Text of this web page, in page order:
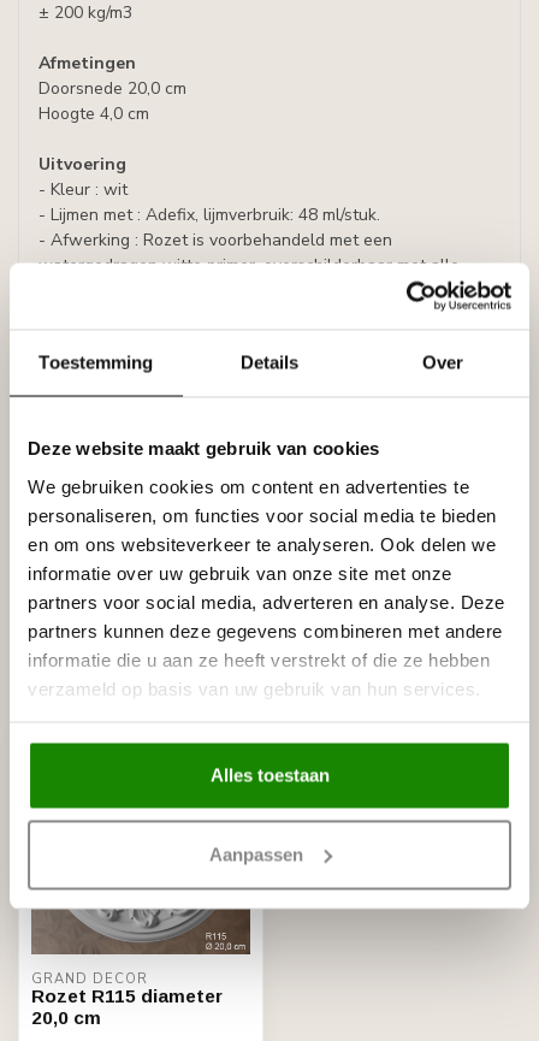
Toestemming Details Over
Deze website maakt gebruik van cookies
We gebruiken cookies om content en advertenties te
personaliseren, om functies voor social media te bieden
en om ons websiteverkeer te analyseren. Ook delen we
informatie over uw gebruik van onze site met onze
partners voor social media, adverteren en analyse. Deze
partners kunnen deze gegevens combineren met andere
informatie die u aan ze heeft verstrekt of die ze hebben
verzameld op basis van uw gebruik van hun services.
Alles toestaan
Aanpassen
± 200 kg/m3
Afmetingen
Doorsnede 20,0 cm
Hoogte 4,0 cm
Uitvoering
- Kleur : wit
- Lijmen met : Adefix, lijmverbruik: 48 ml/stuk.
- Afwerking : Rozet is voorbehandeld met een
watergedragen witte primer, overschilderbaar met alle
soorten verf met uitzondering van silicaathoudende verven.
Leverancier
Gerelateerde producten
NMC Adefix lijmkoker 310 ml
Op voorraad
€8,95
Recent bekeken
GRAND DECOR
Rozet R115 diameter
20,0 cm